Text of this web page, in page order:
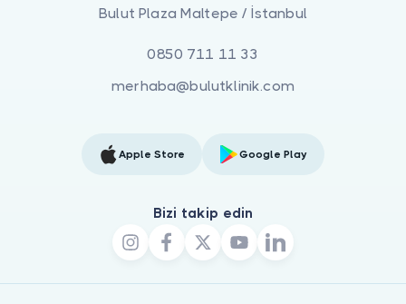
Bulut Plaza Maltepe / İstanbul
0850 711 11 33
merhaba@bulutklinik.com
Apple Store Google Play
Bizi takip edin